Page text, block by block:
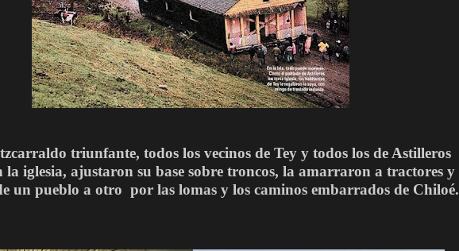
triunfante, todos los vecinos de Tey y todos los de Astilleros
iglesia, ajustaron su base sobre troncos, la amarraron a tractores y
un pueblo a otro por las lomas y los caminos embarrados de Chiloé.